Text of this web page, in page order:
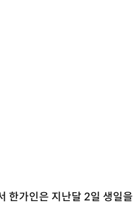
한가인은 지난달 2일 생일